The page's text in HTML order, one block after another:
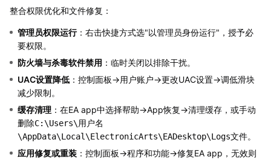
整合权限优化和文件修复：
管理员权限运行：右击快捷方式选"以管理员身份运行"，授予必
要权限。
防火墙与杀毒软件禁用 ：临时关闭以排除干扰。
UAC设置降低 ：控制面板→用户账户→更改UAC设置→调低滑块
减少限制。
缓存清理 ：在EA app中选择帮助→App恢复→清理缓存，或手动
删除C:\Users\用户名
\AppData\Local\ElectronicArts\EADesktop\Logs文件。
应用修复或重装 ：控制面板→程序和功能→修复EA app，无效则